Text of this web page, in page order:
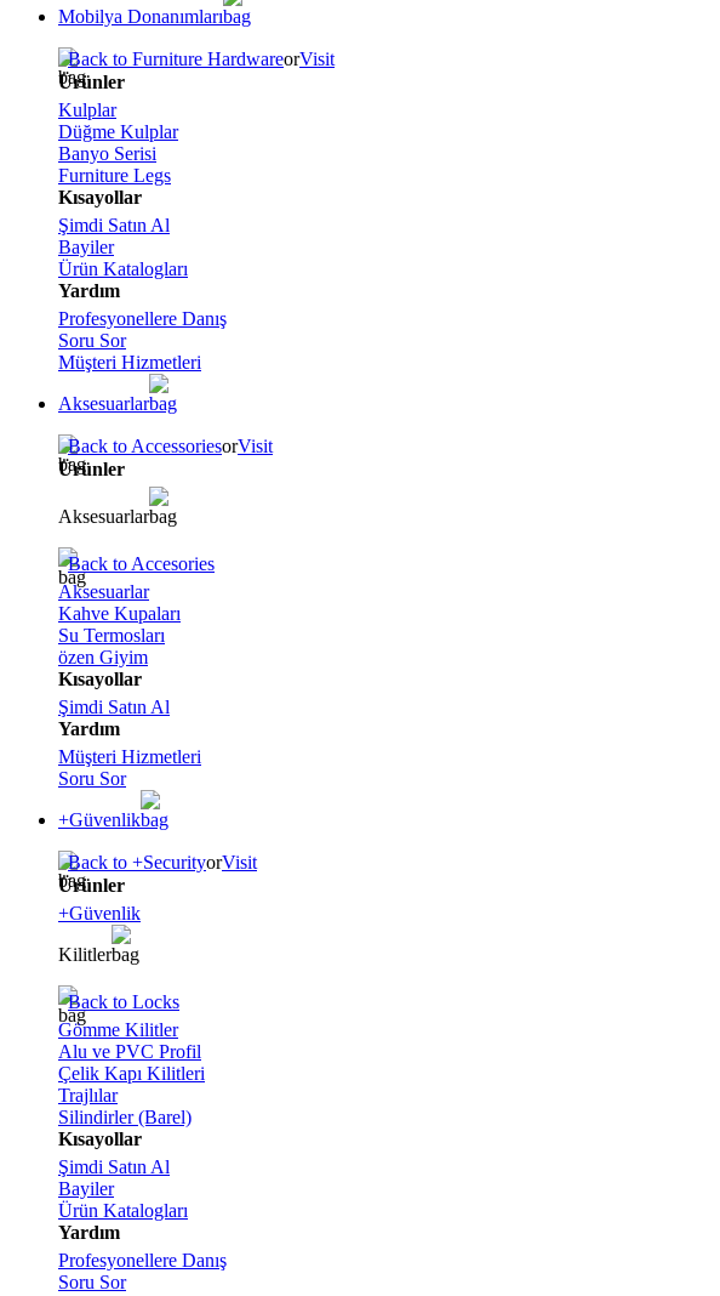
Mobilya Donanımları
Back to Furniture HardwareorVisit
Ürünler
Kulplar
Düğme Kulplar
Banyo Serisi
Furniture Legs
Kısayollar
Şimdi Satın Al
Bayiler
Ürün Katalogları
Yardım
Profesyonellere Danış
Soru Sor
Müşteri Hizmetleri
Aksesuarlar
Back to AccessoriesorVisit
Ürünler
Aksesuarlar
Back to Accesories
Aksesuarlar
Kahve Kupaları
Su Termosları
özen Giyim
Kısayollar
Şimdi Satın Al
Yardım
Müşteri Hizmetleri
Soru Sor
+Güvenlik
Back to +SecurityorVisit
Ürünler
+Güvenlik
Kilitler
Back to Locks
Gömme Kilitler
Alu ve PVC Profil
Çelik Kapı Kilitleri
Trajlılar
Silindirler (Barel)
Kısayollar
Şimdi Satın Al
Bayiler
Ürün Katalogları
Yardım
Profesyonellere Danış
Soru Sor